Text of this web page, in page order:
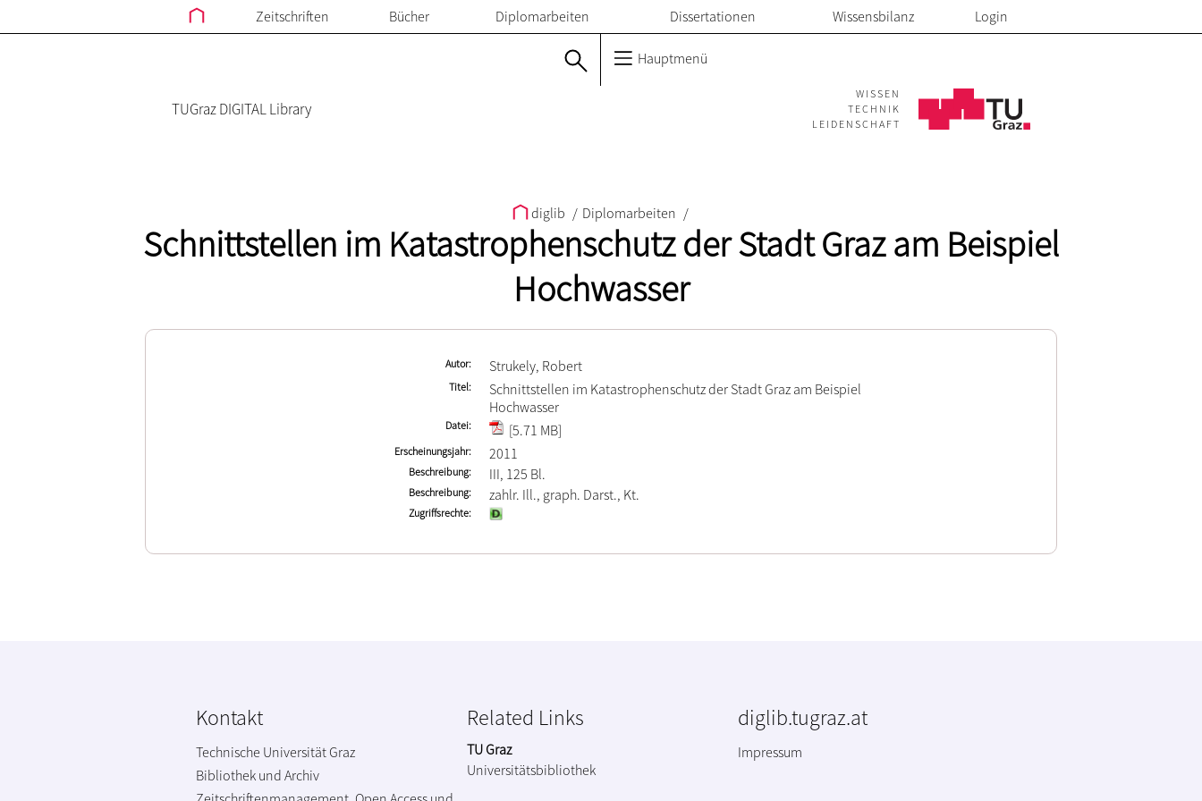
Zeitschriften Bücher Diplomarbeiten Dissertationen Wissensbilanz Login
Hauptmenü
TUGraz DIGITAL Library
WISSEN
TECHNIK
LEIDENSCHAFT
diglib / Diplomarbeiten /
Schnittstellen im Katastrophenschutz der Stadt Graz am Beispiel
Hochwasser
Autor Strukely, Robert
Titel
Schnittstellen im Katastrophenschutz der Stadt Graz am Beispiel
Hochwasser
Datei [5.71 MB]
Erscheinungsjahr 2011
Beschreibung III, 125 Bl.
Beschreibung zahlr. Ill., graph. Darst., Kt.
Zugriffsrechte
Kontakt
Technische Universität Graz
Bibliothek und Archiv
Related Links
TU Graz
Universitätsbibliothek
diglib.tugraz.at
Impressum